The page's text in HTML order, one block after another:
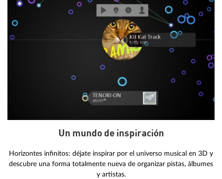
Un mundo de inspiración
Horizontes infinitos: déjate inspirar por el universo musical en 3D y
descubre una forma totalmente nueva de organizar pistas, álbumes
y artistas.